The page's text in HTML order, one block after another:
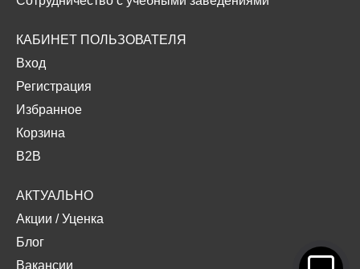
КАБИНЕТ ПОЛЬЗОВАТЕЛЯ
Вход
Регистрация
Избранное
Корзина
B2B
АКТУАЛЬНО
Акции /Уценка
Блог
Вакансии